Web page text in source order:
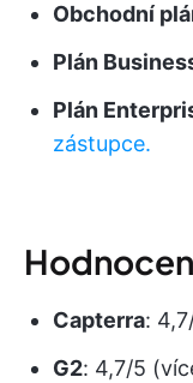
Obchodní
Plán
Plán
zástupce.
Capterra:
G2: 4,7/5